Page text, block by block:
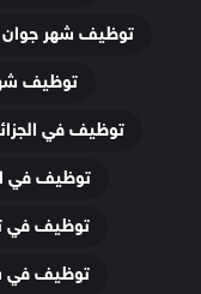
توظيف شهر جوان
توظيف
توظيف في
توظيف في
توظيف في
توظيف في